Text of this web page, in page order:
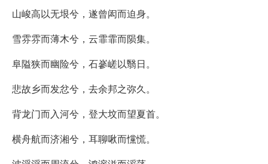
山峻高以无垠兮，遂曾闳而迫身。
雪雰雰而薄木兮，云霏霏而陨集。
阜隘狭而幽险兮，石嵾嵯以翳日。
悲故乡而发忿兮，去余邦之弥久。
背龙门而入河兮，登大坟而望夏首。
横舟航而济湘兮，耳聊啾而戃慌。